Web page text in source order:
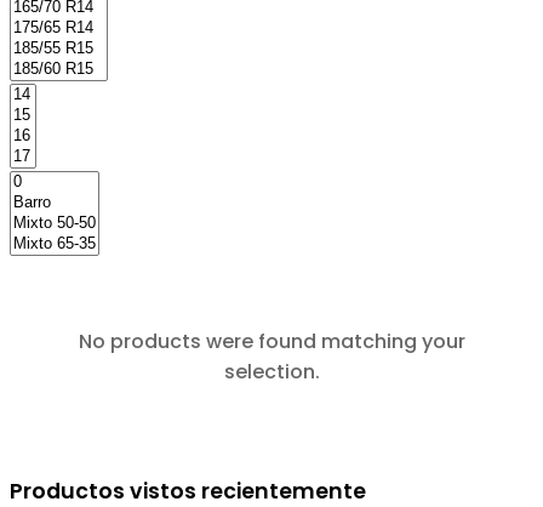
No products were found matching your
selection.
Productos vistos recientemente